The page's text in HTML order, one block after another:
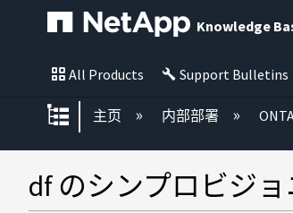
Knowledge
All Products Support Bulletins
扩展/隐缩全局层次
主页 内部部署
df のシンプロビジ